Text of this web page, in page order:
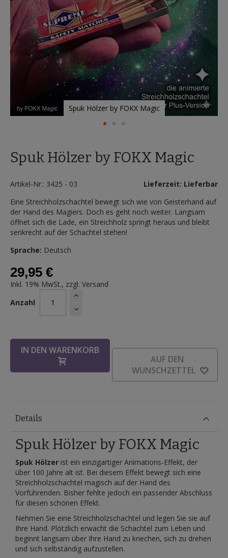
Spuk Hölzer by FOKX Magic
der
Bildergalerie
Spuk Hölzer by FOKX Magic
Artikel-Nr.: 3425 - 03
Lieferzeit: Lieferbar
Eine Streichholzschachtel bewegt sich wie von Geisterhand auf
der Hand des Magiers. Doch es geht noch weiter. Langsam
öffnet sich die Lade, ein Streichholz springt heraus und bleibt
senkrecht auf der Schachtel stehen!
Sprache: Deutsch
29,95 €
Inkl. 19% MwSt., zzgl. Versand
Anzahl
IN DEN WARENKORB
AUF DEN
WUNSCHZETTEL
Details
Spuk Hölzer by FOKX Magic
Spuk Hölzer ist ein einzigartiger Animations-Effekt, der
über 100 Jahre alt ist. Bei diesem Effekt bewegt sich eine
Streichholzschachtel magisch auf der Hand des
Vorführenden. Bisher fehlte jedoch ein passender Abschluss
für diesen schönen Effekt.
Nehmen Sie eine Streichholzschachtel und legen Sie sie auf
Ihre Hand. Plötzlich erwacht die Schachtel zum Leben und
beginnt langsam über Ihre Hand zu kriechen, sich zu drehen
und sich selbständig aufzustellen.